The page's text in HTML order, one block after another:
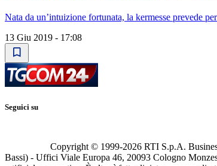
Nata da un’intuizione fortunata, la kermesse prevede
13 Giu 2019 - 17:08
Seguici su
Copyright © 1999-2026 RTI S.p.A.
Bassi) - Uffici Viale Europa 46, 20093 Cologno